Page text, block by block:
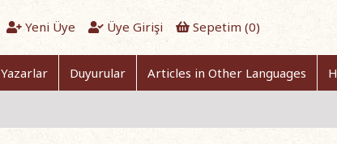
Yeni Üye Üye Girişi Sepetim (0)
Yazarlar Duyurular Articles in Other Languages